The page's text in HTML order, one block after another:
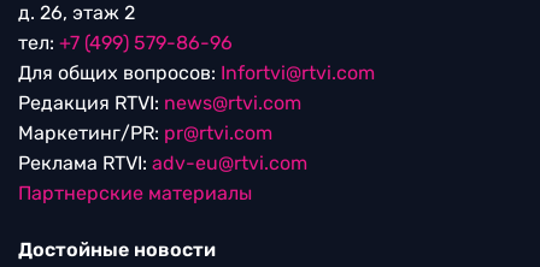
д. 26, этаж 2
тел: +7 (499) 579-86-96
Для общих вопросов: Infortvi@rtvi.com
Редакция RTVI: news@rtvi.com
Маркетинг/PR: pr@rtvi.com
Реклама RTVI: adv-eu@rtvi.com
Партнерские материалы
Достойные новости